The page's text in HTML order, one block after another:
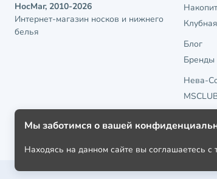
НосМаг, 2010-2026
Интернет-магазин носков и нижнего
белья
Блог
Бренды
Нева-
Мы заботимся о вашей
Находясь на данном сайте вы соглашаетесь с